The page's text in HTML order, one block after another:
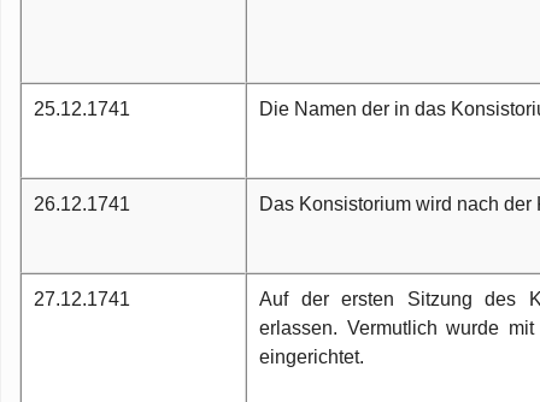
25.12.1741 Die Namen der in das
26.12.1741 Das Konsistorium wird nach
27.12.1741
Auf der ersten Sitzung des
erlassen. Vermutlich wurde
eingerichtet.